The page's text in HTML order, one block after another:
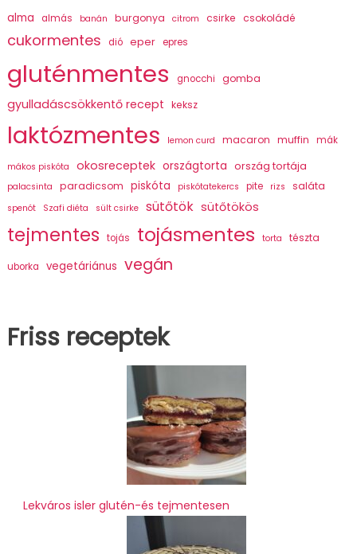
alma almás banán burgonya citrom csirke csokoládé
cukormentes dió eper epres
gluténmentes gnocchi gomba
gyulladáscsökkentő recept keksz
laktózmentes lemon curd macaron muffin mák
mákos piskóta okosreceptek országtorta ország tortája
palacsinta paradicsom piskóta piskótatekercs pite rizs saláta
spenót Szafi diéta sült csirke sütőtök sütőtökös
tejmentes tojás tojásmentes torta tészta
uborka vegetáriánus vegán
Friss receptek
Lekváros isler glutén-és tejmentesen